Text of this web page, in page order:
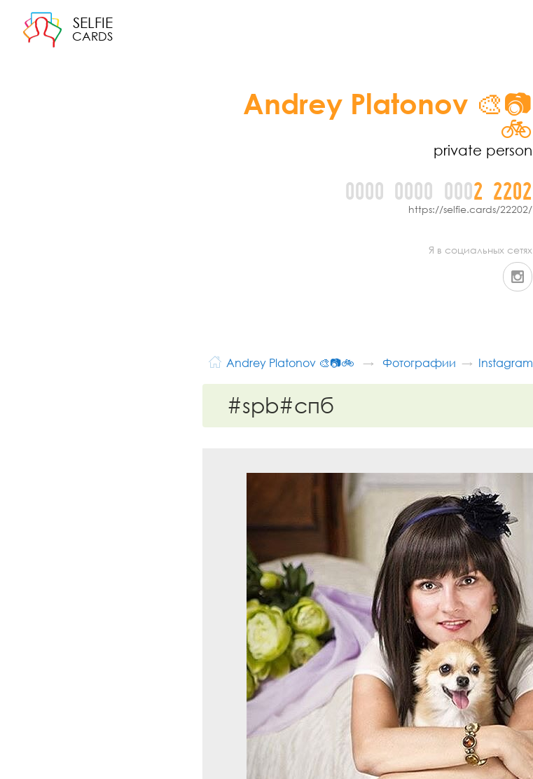
SELFIE
CARDS
Andrey Platonov 🎨📷
🚲
private person
0000 0000 0002 2202
https://selfie.cards/22202/
Я в социальных сетях
Andrey Platonov 🎨📷🚲 Фотографии Instagram
#spb#спб